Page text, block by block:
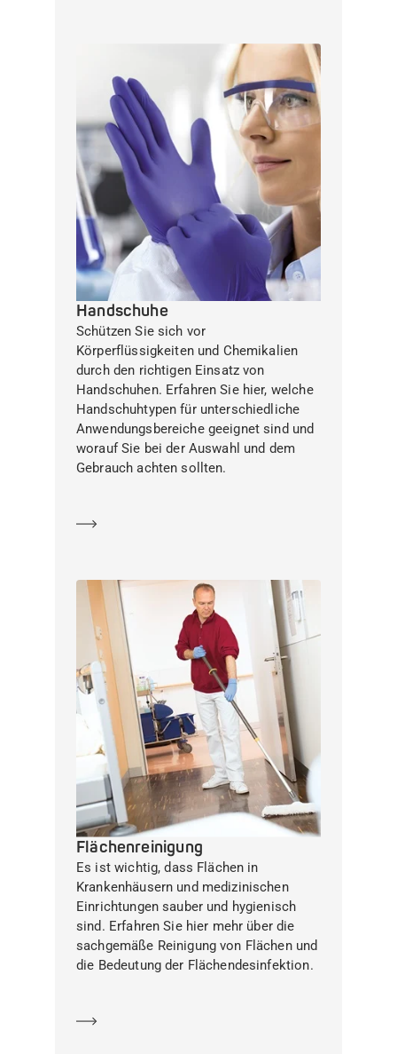
Handschuhe
Schützen Sie sich vor
Körperflüssigkeiten und Chemikalien
durch den richtigen Einsatz von
Handschuhen. Erfahren Sie hier, welche
Handschuhtypen für unterschiedliche
Anwendungsbereiche geeignet sind und
worauf Sie bei der Auswahl und dem
Gebrauch achten sollten.
Flächenreinigung
Es ist wichtig, dass Flächen in
Krankenhäusern und medizinischen
Einrichtungen sauber und hygienisch
sind. Erfahren Sie hier mehr über die
sachgemäße Reinigung von Flächen und
die Bedeutung der Flächendesinfektion.